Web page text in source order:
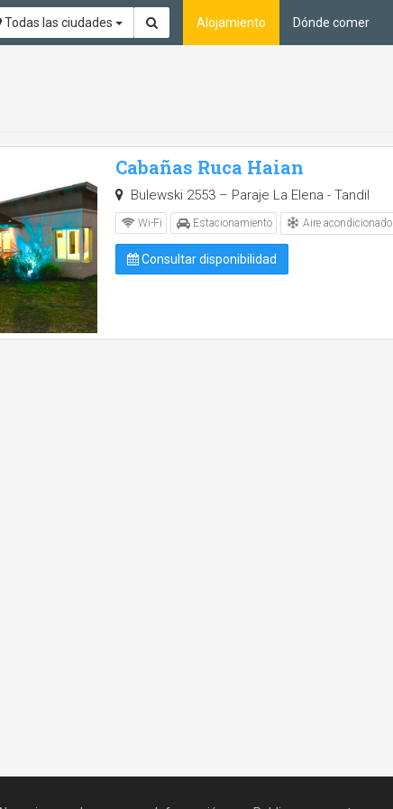
Todas las ciudades Alojamiento Dónde comer
Cabañas Ruca Haian
Bulewski 2553 – Paraje La Elena - Tandil
Wi-Fi Estacionamiento Aire acondicionado
Consultar disponibilidad